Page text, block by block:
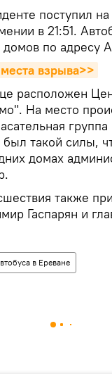
поступил
в 21:51.
по адресу
взрыва>>
расположен
На место
был такой силы,
домах
также
Гаспарян и
в Ереване